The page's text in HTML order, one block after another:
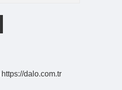
https://dalo.com.tr